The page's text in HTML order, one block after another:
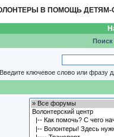
В ПОМОЩЬ
Введите ключевое слово или фразу